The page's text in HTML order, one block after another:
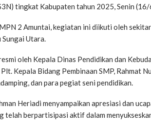
tingkat Kabupaten tahun 2025, Senin
2 Amuntai, kegiatan ini diikuti oleh
Utara.
oleh Kepala Dinas Pendidikan dan
Kepala Bidang Pembinaan SMP, Rahmat
dan para pegiat seni pendidikan.
Heriadi menyampaikan apresiasi dan
telah berpartisipasi aktif dalam